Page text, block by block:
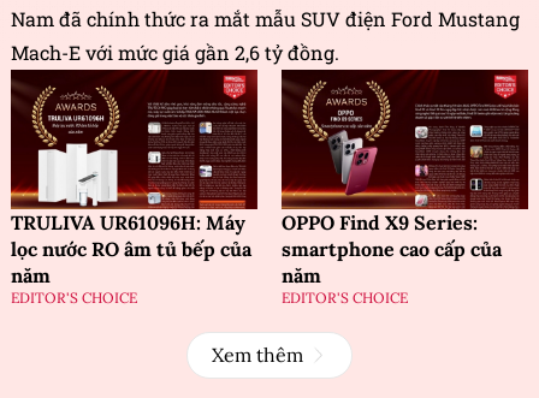
Nam đã chính thức ra mắt mẫu SUV điện Ford Mustang
Mach-E với mức giá gần 2,6 tỷ đồng.
TRULIVA UR61096H: Máy
lọc nước RO âm tủ bếp của
năm
EDITOR'S CHOICE
OPPO Find X9 Series:
smartphone cao cấp của
năm
EDITOR'S CHOICE
Xem thêm